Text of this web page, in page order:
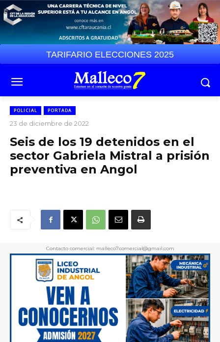
TARIFARIO ELECCIONES 2025
POLICIAL PORTADA
23 de diciembre de 2022
Seis de los 19 detenidos en el
sector Gabriela Mistral a prisión
preventiva en Angol
Contacto comercial: malleco7comercial@gmail.com